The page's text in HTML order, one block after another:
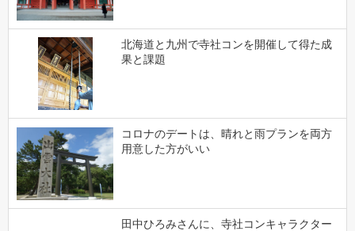
北海道と九州で寺社コンを開催して得た成
果と課題
コロナのデートは、晴れと雨プランを両方
用意した方がいい
田中ひろみさんに、寺社コンキャラクター